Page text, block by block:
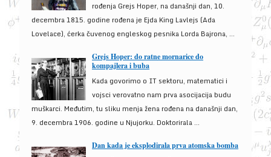
rođenja Grejs Hoper, na današnji dan, 10.
decembra 1815. godine rođena je Ejda King Lavlejs (Ada
Lovelace), ćerka čuvenog engleskog pesnika Lorda Bajrona, ...
Grejs Hoper: do ratne mornarice do
kompajlera i buba
Kada govorimo o IT sektoru, matematici i
vojsci verovatno nam prva asocijacija budu
muškarci. Međutim, tu sliku menja žena rođena na današnji dan,
9. decembra 1906. godine u Njujorku. Doktorirala ...
Dan kada je eksplodirala prva atomska bomba